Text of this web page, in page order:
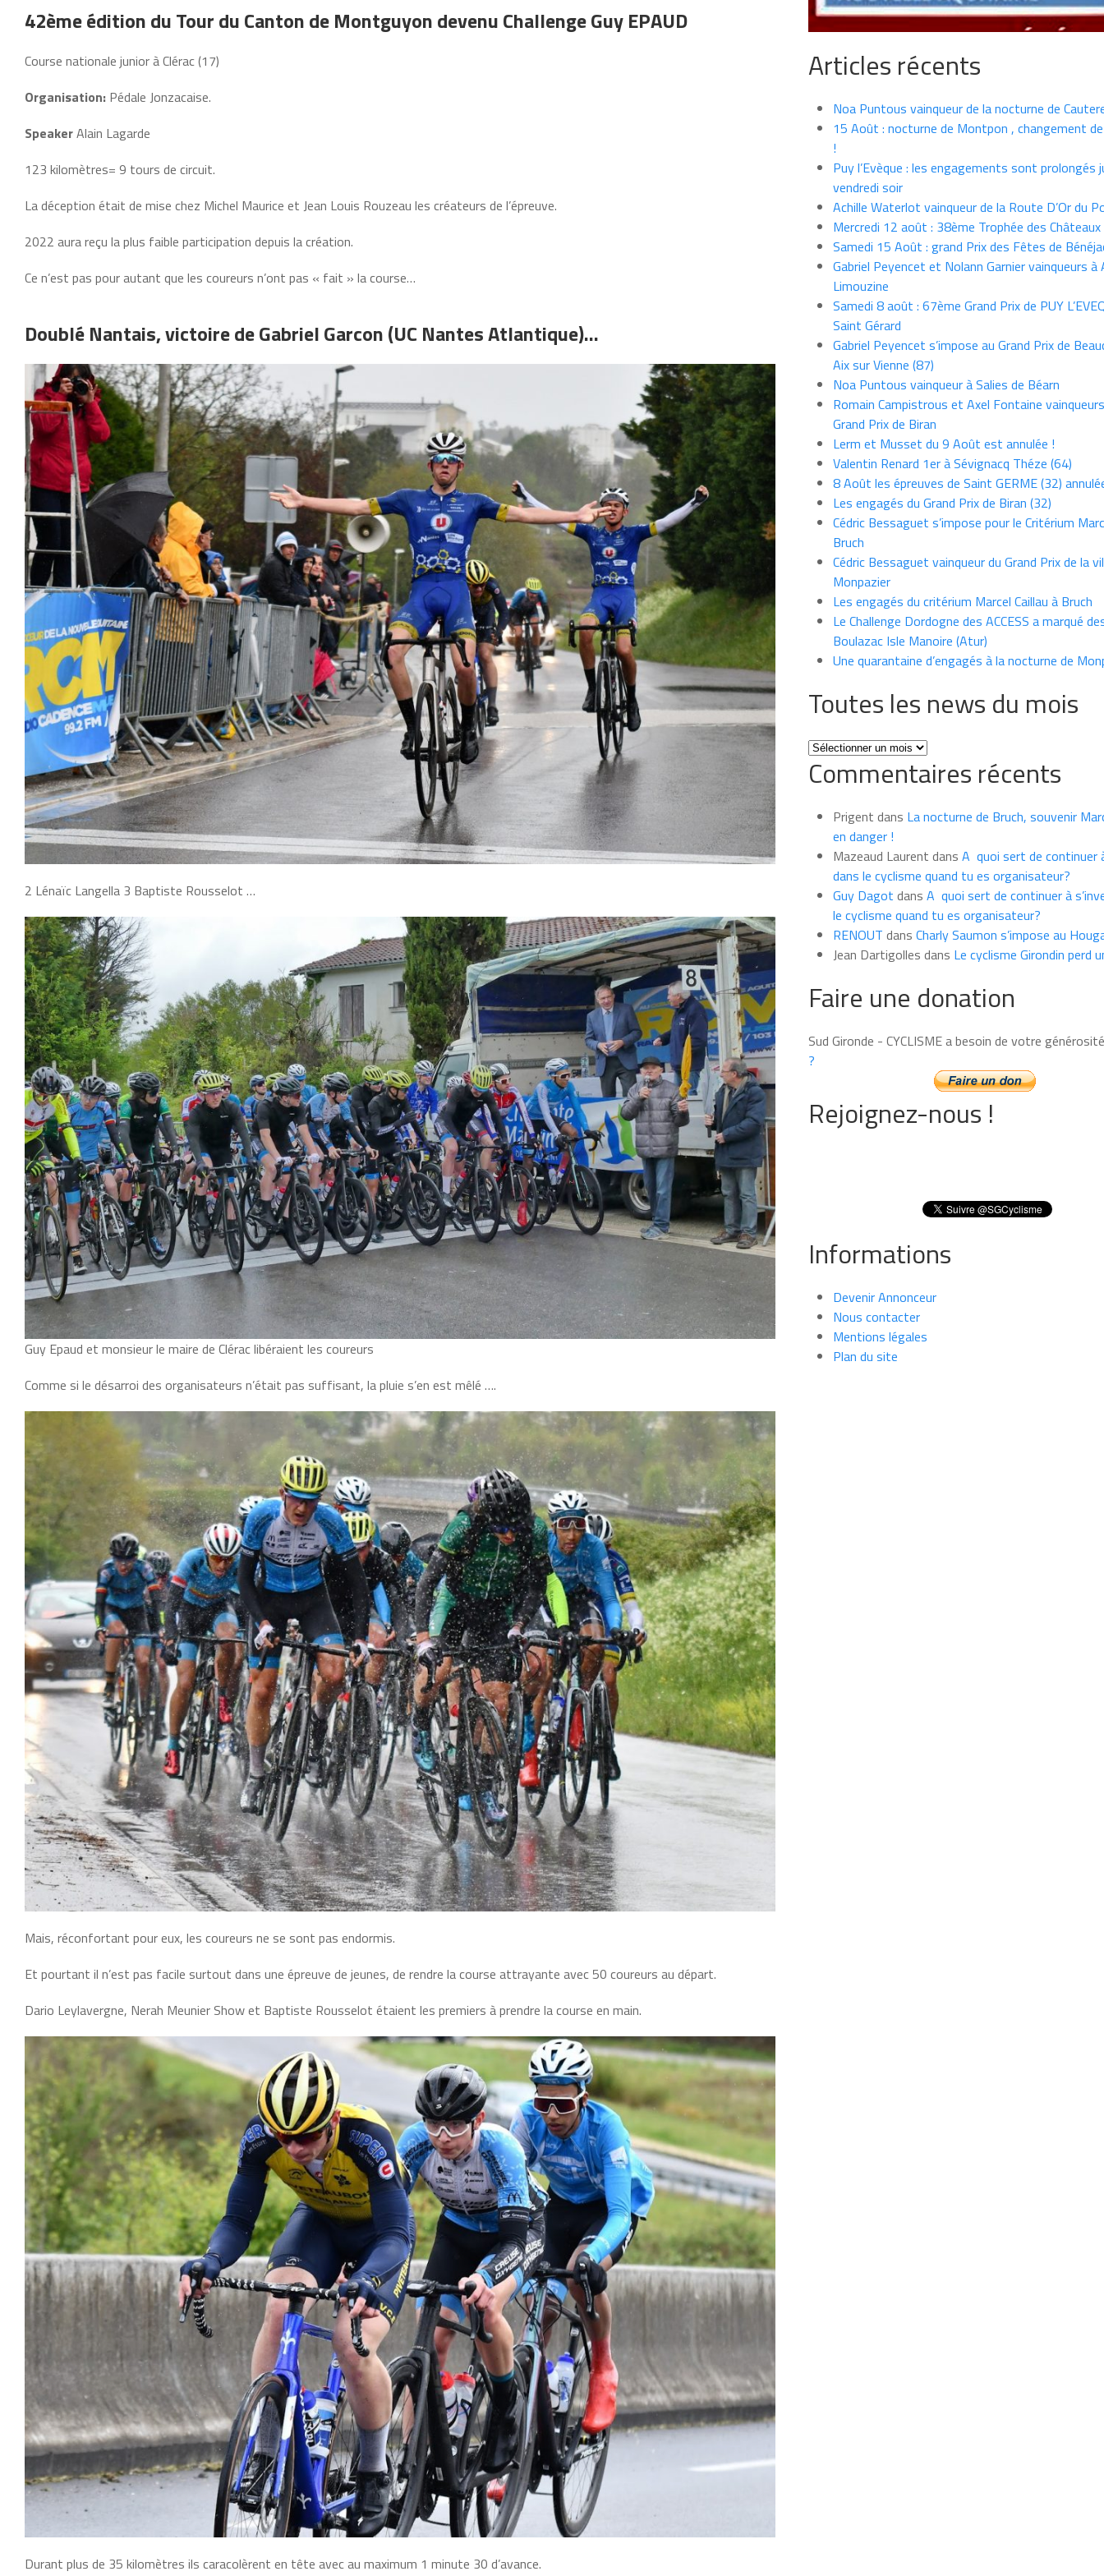
42ème édition du Tour du Canton de Montguyon devenu Challenge Guy EPAUD
Course nationale junior à Clérac (17)
Organisation: Pédale Jonzacaise.
SpeakerAlain Lagarde
123 kilomètres= 9 tours de circuit.
La déception était de mise chez Michel Maurice et Jean Louis Rouzeau les créateurs de l’épreuve.
2022 aura reçu la plus faible participation depuis la création.
Ce n’est pas pour autant que les coureurs n’ont pas « fait » la course…
Doublé Nantais, victoire de Gabriel Garcon (UC Nantes Atlantique)…
2 Lénaïc Langella 3 Baptiste Rousselot …
Guy Epaud et monsieur le maire de Clérac libéraient les coureurs
Comme si le désarroi des organisateurs n’était pas suffisant, la pluie s’en est mêlé ….
Mais, réconfortant pour eux, les coureurs ne se sont pas endormis.
Et pourtant il n’est pas facile surtout dans une épreuve de jeunes, de rendre la course attrayante avec 50 coureurs au départ.
Dario Leylavergne, Nerah Meunier Show et Baptiste Rousselot étaient les premiers à prendre la course en main.
Durant plus de 35 kilomètres ils caracolèrent en tête avec au maximum 1 minute 30 d’avance.
Articles récents
Noa Puntous vainqueur de la nocturne de
15 Août : nocturne de Montpon , changement
!
Puy l’Evèque : les engagements sont prolongés
vendredi soir
Achille Waterlot vainqueur de la Route D’Or du
Mercredi 12 août : 38ème Trophée des Châteaux
Samedi 15 Août : grand Prix des Fêtes de
Gabriel Peyencet et Nolann Garnier vainqueurs à
Limouzine
Samedi 8 août : 67ème Grand Prix de PUY
Saint Gérard
Gabriel Peyencet s’impose au Grand Prix de
Aix sur Vienne (87)
Noa Puntous vainqueur à Salies de Béarn
Romain Campistrous et Axel Fontaine
Grand Prix de Biran
Lerm et Musset du 9 Août est annulée !
Valentin Renard 1er à Sévignacq Théze (64)
8 Août les épreuves de Saint GERME (32)
Les engagés du Grand Prix de Biran (32)
Cédric Bessaguet s’impose pour le Critérium
Bruch
Cédric Bessaguet vainqueur du Grand Prix de la
Monpazier
Les engagés du critérium Marcel Caillau à Bruch
Le Challenge Dordogne des ACCESS a marqué
Boulazac Isle Manoire (Atur)
Une quarantaine d’engagés à la nocturne de
Toutes les news du mois
Toutes
les
news
mois
Commentaires récents
Prigent dans La nocturne de Bruch, souvenir
en danger !
Mazeaud Laurent dans A quoi sert de continuer
dans le cyclisme quand tu es organisateur?
Guy Dagot dans A quoi sert de continuer à
le cyclisme quand tu es organisateur?
RENOUT dans Charly Saumon s’impose au
Jean Dartigolles dans Le cyclisme Girondin perd
Faire une donation
Sud Gironde - CYCLISME a besoin de votre
?
Rejoignez-nous !
Informations
Devenir Annonceur
Nous contacter
Mentions légales
Plan du site